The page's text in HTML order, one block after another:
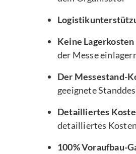
Keine Lagerkosten
der Messe
Der Messestand-
geeignete
Detailliertes
detailliertes
100% Voraufbau-